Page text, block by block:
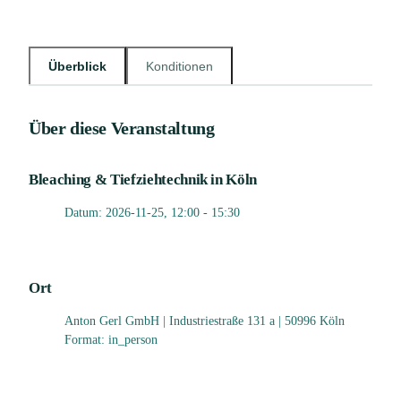
Überblick Konditionen
Über diese Veranstaltung
Bleaching & Tiefziehtechnik in Köln
Datum: 2026-11-25, 12:00 - 15:30
Ort
Anton Gerl GmbH | Industriestraße 131 a | 50996 Köln
Format: in_person